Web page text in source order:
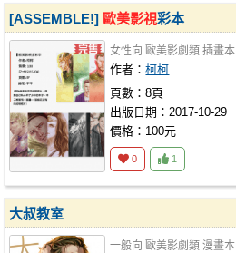
[ASSEMBLE!]歐美影視彩本
女性向 歐美影劇類 插畫本
作者：柯柯
頁數：8頁
出版日期：2017-10-29
價格：100元
0 1
大叔教室
一般向 歐美影劇類 漫畫本